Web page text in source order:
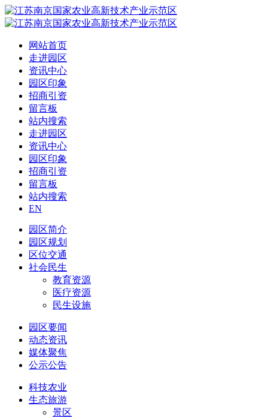
网站首页
走进园区
资讯中心
园区印象
招商引资
留言板
站内搜索
走进园区
资讯中心
园区印象
招商引资
留言板
站内搜索
EN
园区简介
园区规划
区位交通
社会民生
教育资源
医疗资源
民生设施
园区要闻
动态资讯
媒体聚焦
公示公告
科技农业
生态旅游
景区